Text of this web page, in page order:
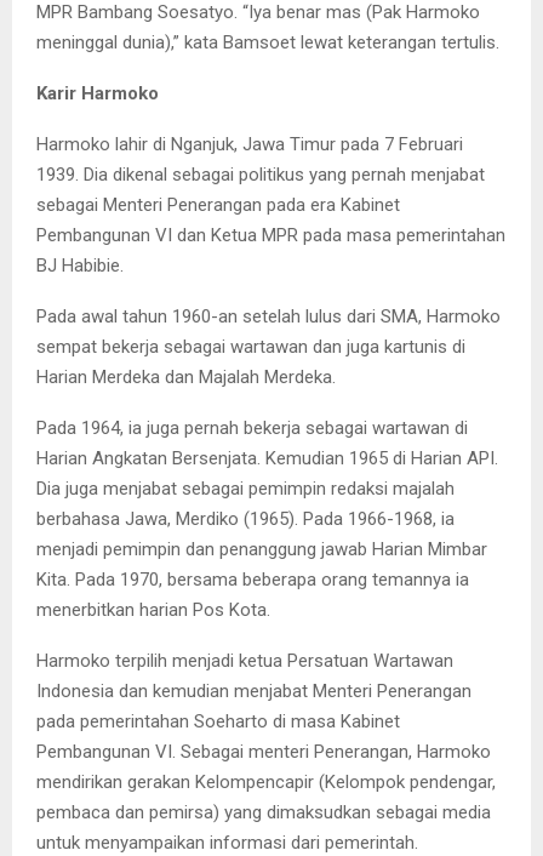
MPR Bambang Soesatyo. “Iya benar mas (Pak Harmoko
meninggal dunia),” kata Bamsoet lewat keterangan tertulis.
Karir Harmoko
Harmoko lahir di Nganjuk, Jawa Timur pada 7 Februari
1939. Dia dikenal sebagai politikus yang pernah menjabat
sebagai Menteri Penerangan pada era Kabinet
Pembangunan VI dan Ketua MPR pada masa pemerintahan
BJ Habibie.
Pada awal tahun 1960-an setelah lulus dari SMA, Harmoko
sempat bekerja sebagai wartawan dan juga kartunis di
Harian Merdeka dan Majalah Merdeka.
Pada 1964, ia juga pernah bekerja sebagai wartawan di
Harian Angkatan Bersenjata. Kemudian 1965 di Harian API.
Dia juga menjabat sebagai pemimpin redaksi majalah
berbahasa Jawa, Merdiko (1965). Pada 1966-1968, ia
menjadi pemimpin dan penanggung jawab Harian Mimbar
Kita. Pada 1970, bersama beberapa orang temannya ia
menerbitkan harian Pos Kota.
Harmoko terpilih menjadi ketua Persatuan Wartawan
Indonesia dan kemudian menjabat Menteri Penerangan
pada pemerintahan Soeharto di masa Kabinet
Pembangunan VI. Sebagai menteri Penerangan, Harmoko
mendirikan gerakan Kelompencapir (Kelompok pendengar,
pembaca dan pemirsa) yang dimaksudkan sebagai media
untuk menyampaikan informasi dari pemerintah.